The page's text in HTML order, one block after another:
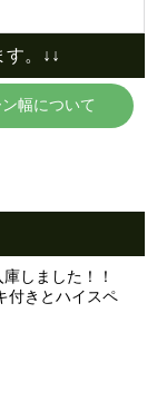
。↓↓
幅について
しました！！
付きとハイスペ